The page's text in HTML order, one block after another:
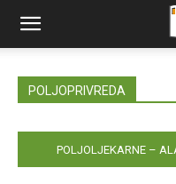
POLJOPRIVREDA
POLJOLJEKARNE –